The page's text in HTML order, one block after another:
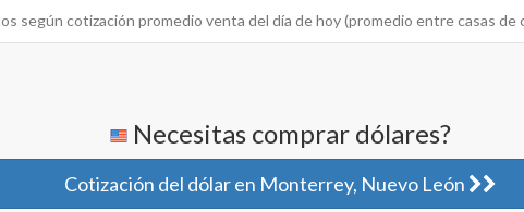
según cotización promedio venta del día de hoy (promedio entre casas de
Necesitas comprar dólares?
Cotización del dólar en Monterrey, Nuevo León